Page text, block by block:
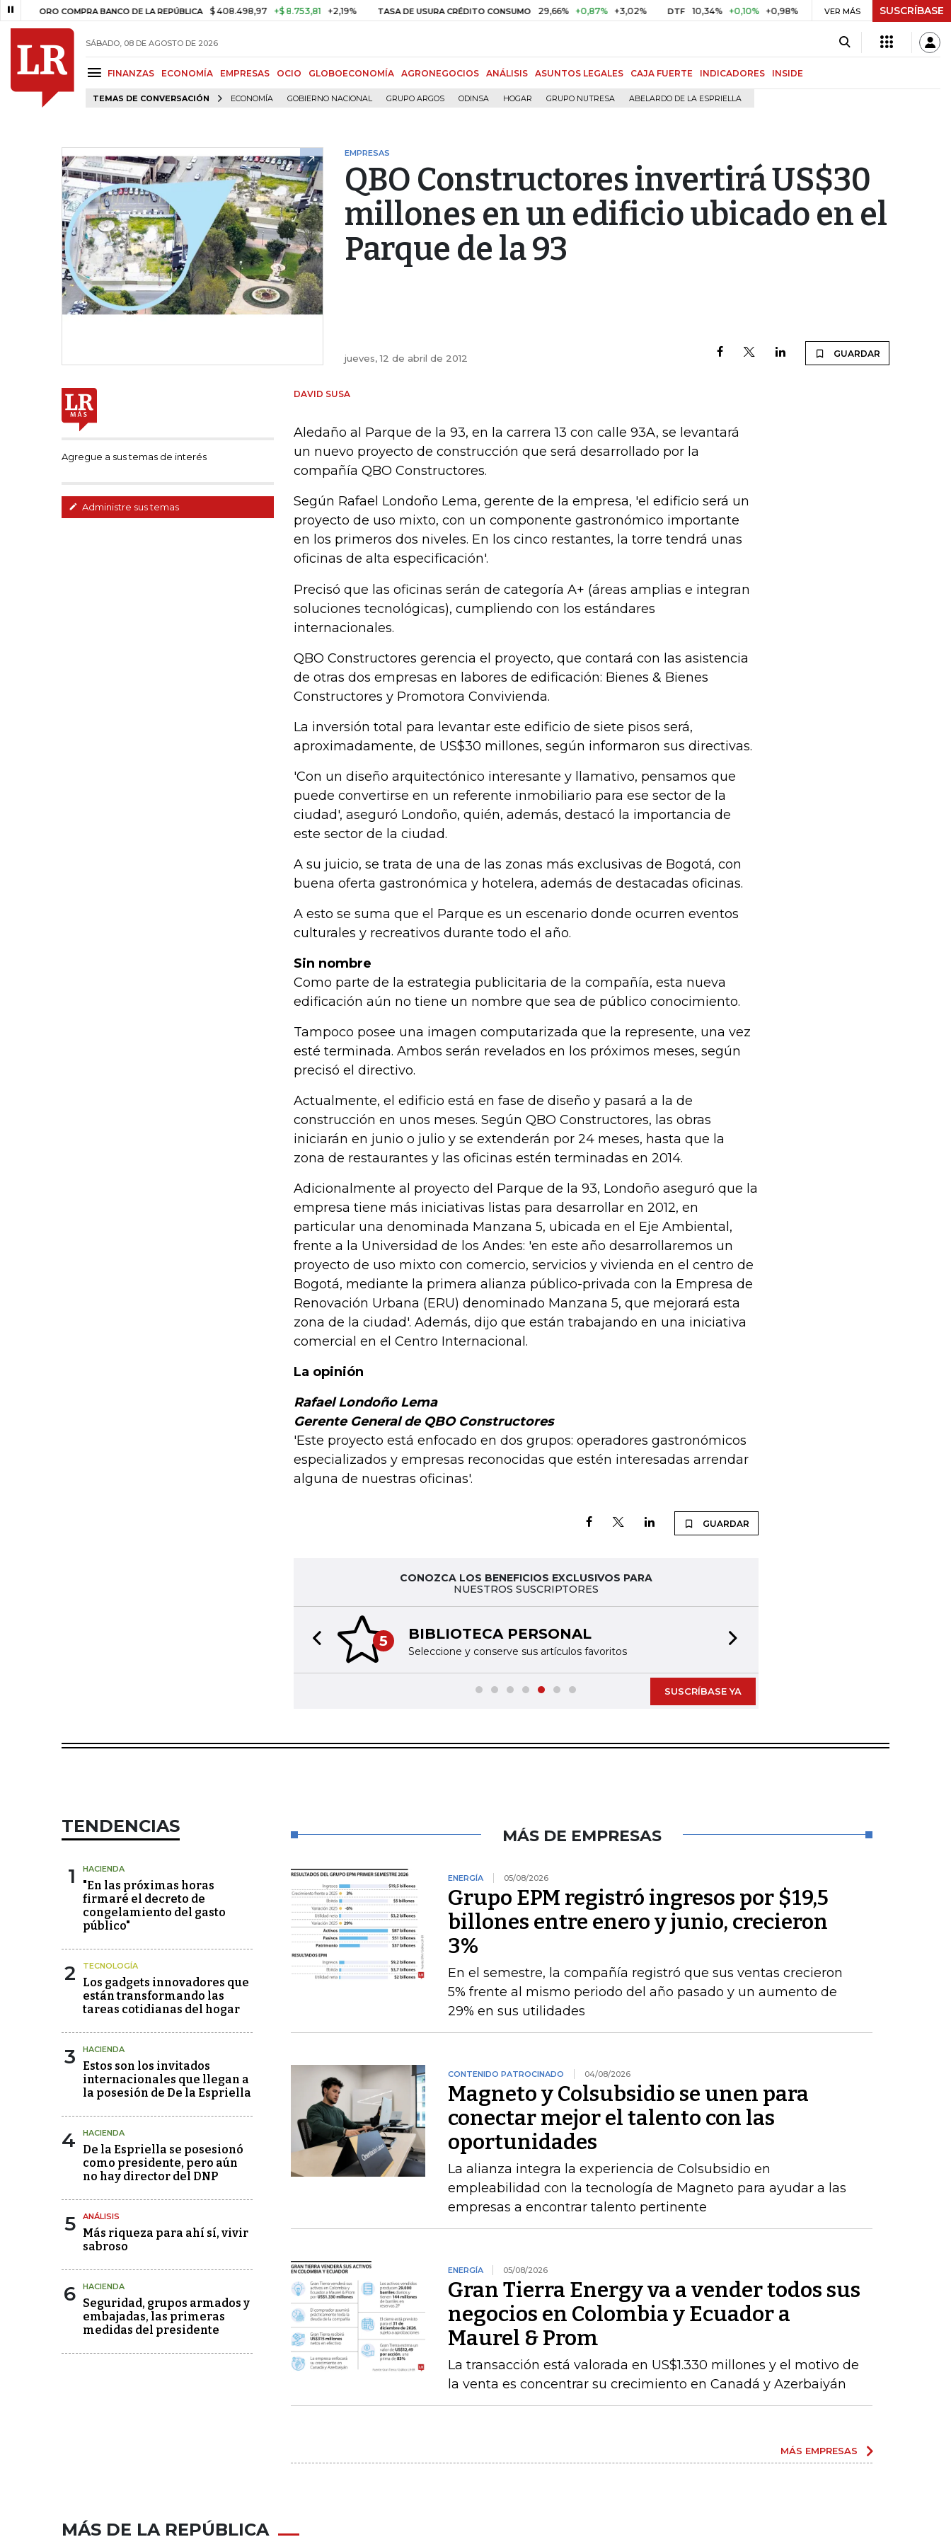
ORO COMPRA BANCO DE LA REPÚBLICA $ 408.498,97 +$ 8.753,81 +2,19% TASA DE USURA CRÉDITO CONSUMO 29,66% +0,87% +3,02% DTF 10,34% +0,10% +0,98% UVR $ 416,96 +$ 0,05 +0,01%
VER MÁS SUSCRÍBASE
SÁBADO, 08 DE AGOSTO DE 2026
FINANZAS ECONOMÍA EMPRESAS OCIO GLOBOECONOMÍA AGRONEGOCIOS ANÁLISIS ASUNTOS LEGALES CAJA FUERTE INDICADORES INSIDE
TEMAS DE CONVERSACIÓN ECONOMÍA GOBIERNO NACIONAL GRUPO ARGOS ODINSA HOGAR GRUPO NUTRESA ABELARDO DE LA ESPRIELLA
EMPRESAS
QBO Constructores invertirá US$30
millones en un edificio ubicado en el
Parque de la 93
jueves, 12 de abril de 2012 GUARDAR
Agregue a sus temas de interés
Administre sus temas
DAVID SUSA
Aledaño al Parque de la 93, en la carrera 13 con calle 93A, se levantará
un nuevo proyecto de construcción que será desarrollado por la
compañía QBO Constructores.
Según Rafael Londoño Lema, gerente de la empresa, 'el edificio será un
proyecto de uso mixto, con un componente gastronómico importante
en los primeros dos niveles. En los cinco restantes, la torre tendrá unas
oficinas de alta especificación'.
Precisó que las oficinas serán de categoría A+ (áreas amplias e integran
soluciones tecnológicas), cumpliendo con los estándares
internacionales.
QBO Constructores gerencia el proyecto, que contará con las asistencia
de otras dos empresas en labores de edificación: Bienes & Bienes
Constructores y Promotora Convivienda.
La inversión total para levantar este edificio de siete pisos será,
aproximadamente, de US$30 millones, según informaron sus directivas.
'Con un diseño arquitectónico interesante y llamativo, pensamos que
puede convertirse en un referente inmobiliario para ese sector de la
ciudad', aseguró Londoño, quién, además, destacó la importancia de
este sector de la ciudad.
A su juicio, se trata de una de las zonas más exclusivas de Bogotá, con
buena oferta gastronómica y hotelera, además de destacadas oficinas.
A esto se suma que el Parque es un escenario donde ocurren eventos
culturales y recreativos durante todo el año.
Sin nombre
Como parte de la estrategia publicitaria de la compañía, esta nueva
edificación aún no tiene un nombre que sea de público conocimiento.
Tampoco posee una imagen computarizada que la represente, una vez
esté terminada. Ambos serán revelados en los próximos meses, según
precisó el directivo.
Actualmente, el edificio está en fase de diseño y pasará a la de
construcción en unos meses. Según QBO Constructores, las obras
iniciarán en junio o julio y se extenderán por 24 meses, hasta que la
zona de restaurantes y las oficinas estén terminadas en 2014.
Adicionalmente al proyecto del Parque de la 93, Londoño aseguró que la
empresa tiene más iniciativas listas para desarrollar en 2012, en
particular una denominada Manzana 5, ubicada en el Eje Ambiental,
frente a la Universidad de los Andes: 'en este año desarrollaremos un
proyecto de uso mixto con comercio, servicios y vivienda en el centro de
Bogotá, mediante la primera alianza público-privada con la Empresa de
Renovación Urbana (ERU) denominado Manzana 5, que mejorará esta
zona de la ciudad'. Además, dijo que están trabajando en una iniciativa
comercial en el Centro Internacional.
La opinión
Rafael Londoño Lema
Gerente General de QBO Constructores
'Este proyecto está enfocado en dos grupos: operadores gastronómicos
especializados y empresas reconocidas que estén interesadas arrendar
alguna de nuestras oficinas'.
GUARDAR
CONOZCA LOS BENEFICIOS EXCLUSIVOS PARA
NUESTROS SUSCRIPTORES
5 BIBLIOTECA PERSONAL
Seleccione y conserve sus artículos favoritos
Previous slide
SUSCRÍBASE YA
TENDENCIAS
1 HACIENDA
"En las próximas horas
firmaré el decreto de
congelamiento del gasto
público"
2 TECNOLOGÍA
Los gadgets innovadores que
están transformando las
tareas cotidianas del hogar
3 HACIENDA
Estos son los invitados
internacionales que llegan a
la posesión de De la Espriella
4 HACIENDA
De la Espriella se posesionó
como presidente, pero aún
no hay director del DNP
5 ANÁLISIS
Más riqueza para ahí sí, vivir
sabroso
6 HACIENDA
Seguridad, grupos armados y
embajadas, las primeras
medidas del presidente
MÁS DE EMPRESAS
ENERGÍA 05/08/2026
Grupo EPM registró ingresos por $19,5
billones entre enero y junio, crecieron
3%
En el semestre, la compañía registró que sus ventas crecieron
5% frente al mismo periodo del año pasado y un aumento de
29% en sus utilidades
CONTENIDO PATROCINADO 04/08/2026
Magneto y Colsubsidio se unen para
conectar mejor el talento con las
oportunidades
La alianza integra la experiencia de Colsubsidio en
empleabilidad con la tecnología de Magneto para ayudar a las
empresas a encontrar talento pertinente
ENERGÍA 05/08/2026
Gran Tierra Energy va a vender todos sus
negocios en Colombia y Ecuador a
Maurel & Prom
La transacción está valorada en US$1.330 millones y el motivo de
la venta es concentrar su crecimiento en Canadá y Azerbaiyán
MÁS EMPRESAS
MÁS DE LA REPÚBLICA